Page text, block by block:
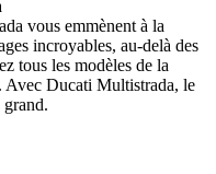
vous emmènent à la
incroyables, au-delà des
tous les modèles de la
Avec Ducati Multistrada, le